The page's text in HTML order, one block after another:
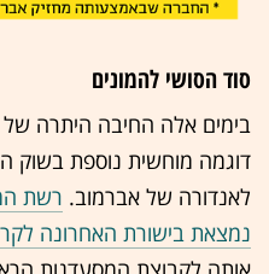
סוד הסושי להמונים
בימים אלה החיבה היתרה
דוגמה מוחשית נוספת בשוק
לאנדורה של אברמוב. רשת
נמצאת בישורת האחרונה